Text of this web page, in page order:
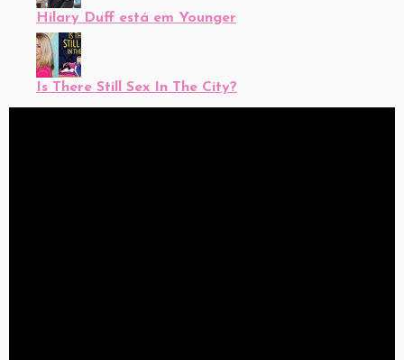
Hilary Duff está em Younger
Is There Still Sex In The City?